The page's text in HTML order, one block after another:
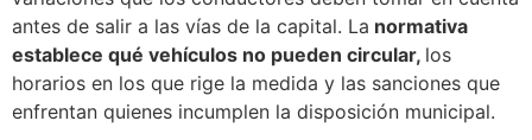
antes de salir a las vías de la capital. La normativa
establece qué vehículos no pueden circular, los
horarios en los que rige la medida y las sanciones que
enfrentan quienes incumplen la disposición municipal.